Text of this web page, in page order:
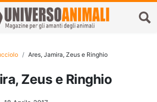
Ares, Jamira, Zeus e Ringhio
Zeus e Ringhio